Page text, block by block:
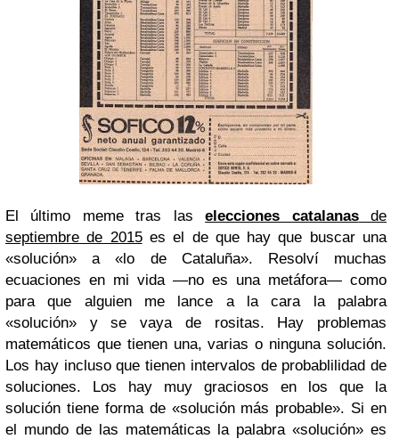
El último meme tras laselecciones catalanasde
septiembre de 2015es el de que hay que buscar una
«solución» a «lo de Cataluña». Resolví muchas
ecuaciones en mi vida —no es una metáfora— como
para que alguien me lance a la cara la palabra
«solución» y se vaya de rositas. Hay problemas
matemáticos que tienen una, varias o ninguna solución.
Los hay incluso que tienen intervalos de probablilidad de
soluciones. Los hay muy graciosos en los que la
solución tiene forma de «solución más probable». Si en
el mundo de las matemáticas la palabra «solución» es